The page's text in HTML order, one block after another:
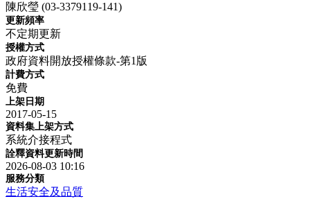
陳欣瑩 (03-3379119-141)
更新頻率
不定期更新
授權方式
政府資料開放授權條款-第1版
計費方式
免費
上架日期
2017-05-15
資料集上架方式
系統介接程式
詮釋資料更新時間
2026-08-03 10:16
服務分類
生活安全及品質